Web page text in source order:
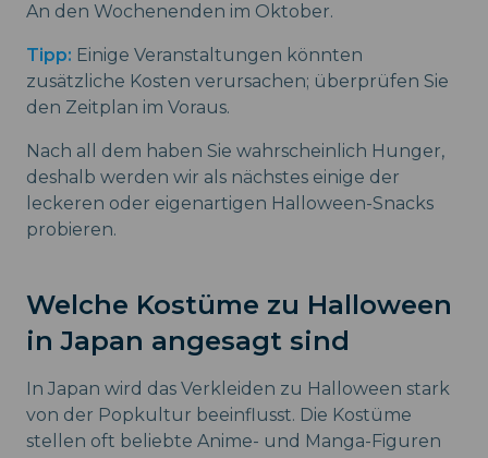
An den Wochenenden im Oktober.
Tipp: Einige Veranstaltungen könnten
zusätzliche Kosten verursachen; überprüfen Sie
den Zeitplan im Voraus.
Nach all dem haben Sie wahrscheinlich Hunger,
deshalb werden wir als nächstes einige der
leckeren oder eigenartigen Halloween-Snacks
probieren.
Welche Kostüme zu Halloween
in Japan angesagt sind
In Japan wird das Verkleiden zu Halloween stark
von der Popkultur beeinflusst. Die Kostüme
stellen oft beliebte Anime- und Manga-Figuren